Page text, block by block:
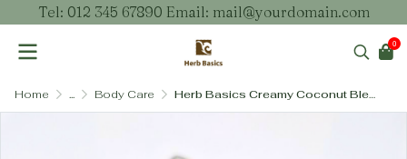
Tel: 012 345 67890 Email: mail@yourdomain.com
0
Home ... Body Care Herb Basics Creamy Coconut Blend Soap – สบู่สูตรครีมมะพร้าวเข้มข้น เพิ่มความชุ่มชื้นและบำรุงผิวล้ำลึก